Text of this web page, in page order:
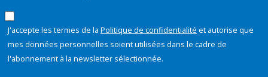
J'accepte les termes de la Politique de confidentialité et autorise que
mes données personnelles soient utilisées dans le cadre de
l'abonnement à la newsletter sélectionnée.